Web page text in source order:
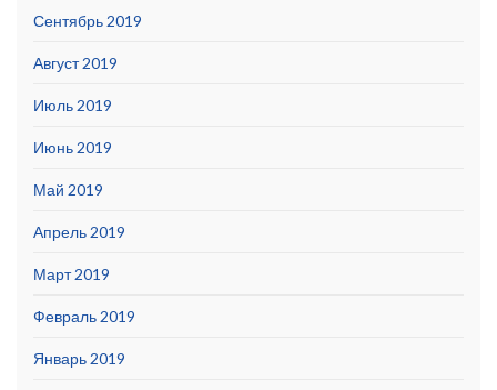
Сентябрь 2019
Август 2019
Июль 2019
Июнь 2019
Май 2019
Апрель 2019
Март 2019
Февраль 2019
Январь 2019